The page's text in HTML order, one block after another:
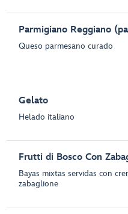
Parmigiano Reggiano
Queso parmesano curado
Gelato
Helado italiano
Frutti di Bosco Con
Bayas mixtas servidas con
zabaglione